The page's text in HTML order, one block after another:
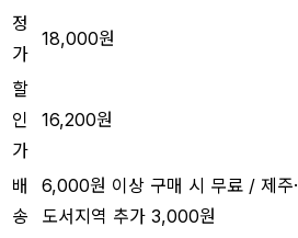
정
가
18,000원
할
인
가
16,200원
배
송
6,000원 이상 구매 시 무료 / 제주·
도서지역 추가 3,000원